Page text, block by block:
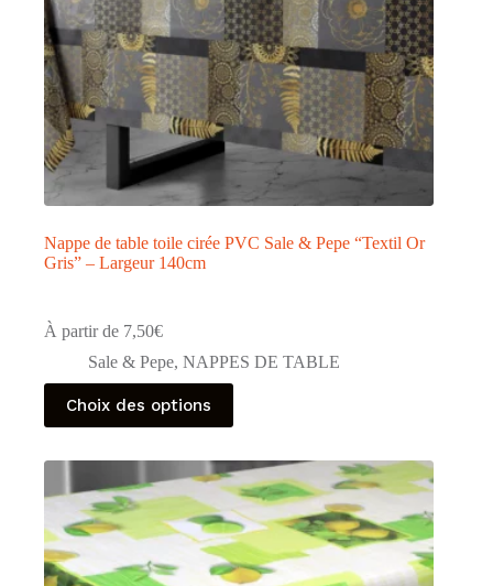
Nappe de table toile cirée PVC Sale & Pepe “Textil Or
Gris” – Largeur 140cm
À partir de 7,50€
Sale & Pepe, NAPPES DE TABLE
Choix des options
Ce
produit
a
Les
options
peuvent
être
choisies